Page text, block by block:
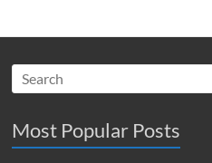
Most Popular Posts